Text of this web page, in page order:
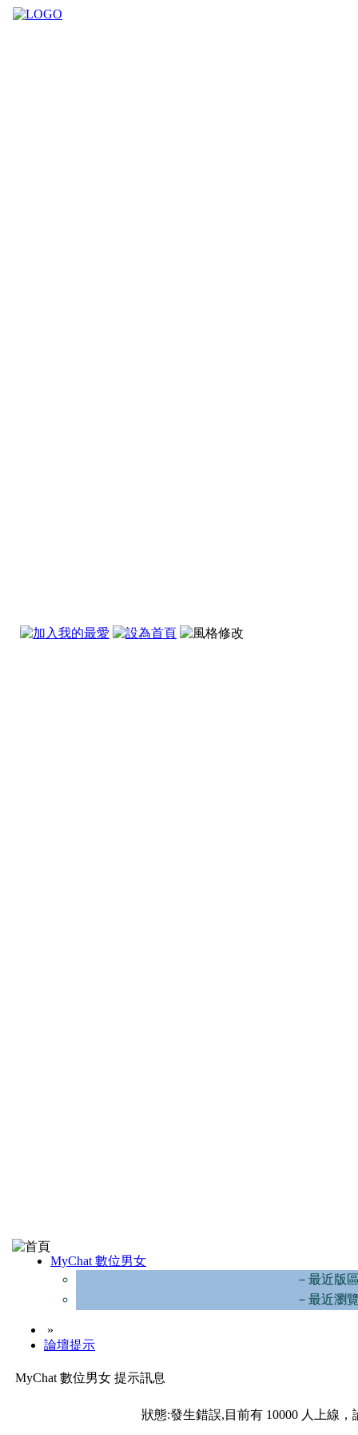
MyChat 數位男女
－最近版
－最近瀏
»
論壇提示
MyChat 數位男女 提示訊息
狀態:發生錯誤,目前有 10000 人上線